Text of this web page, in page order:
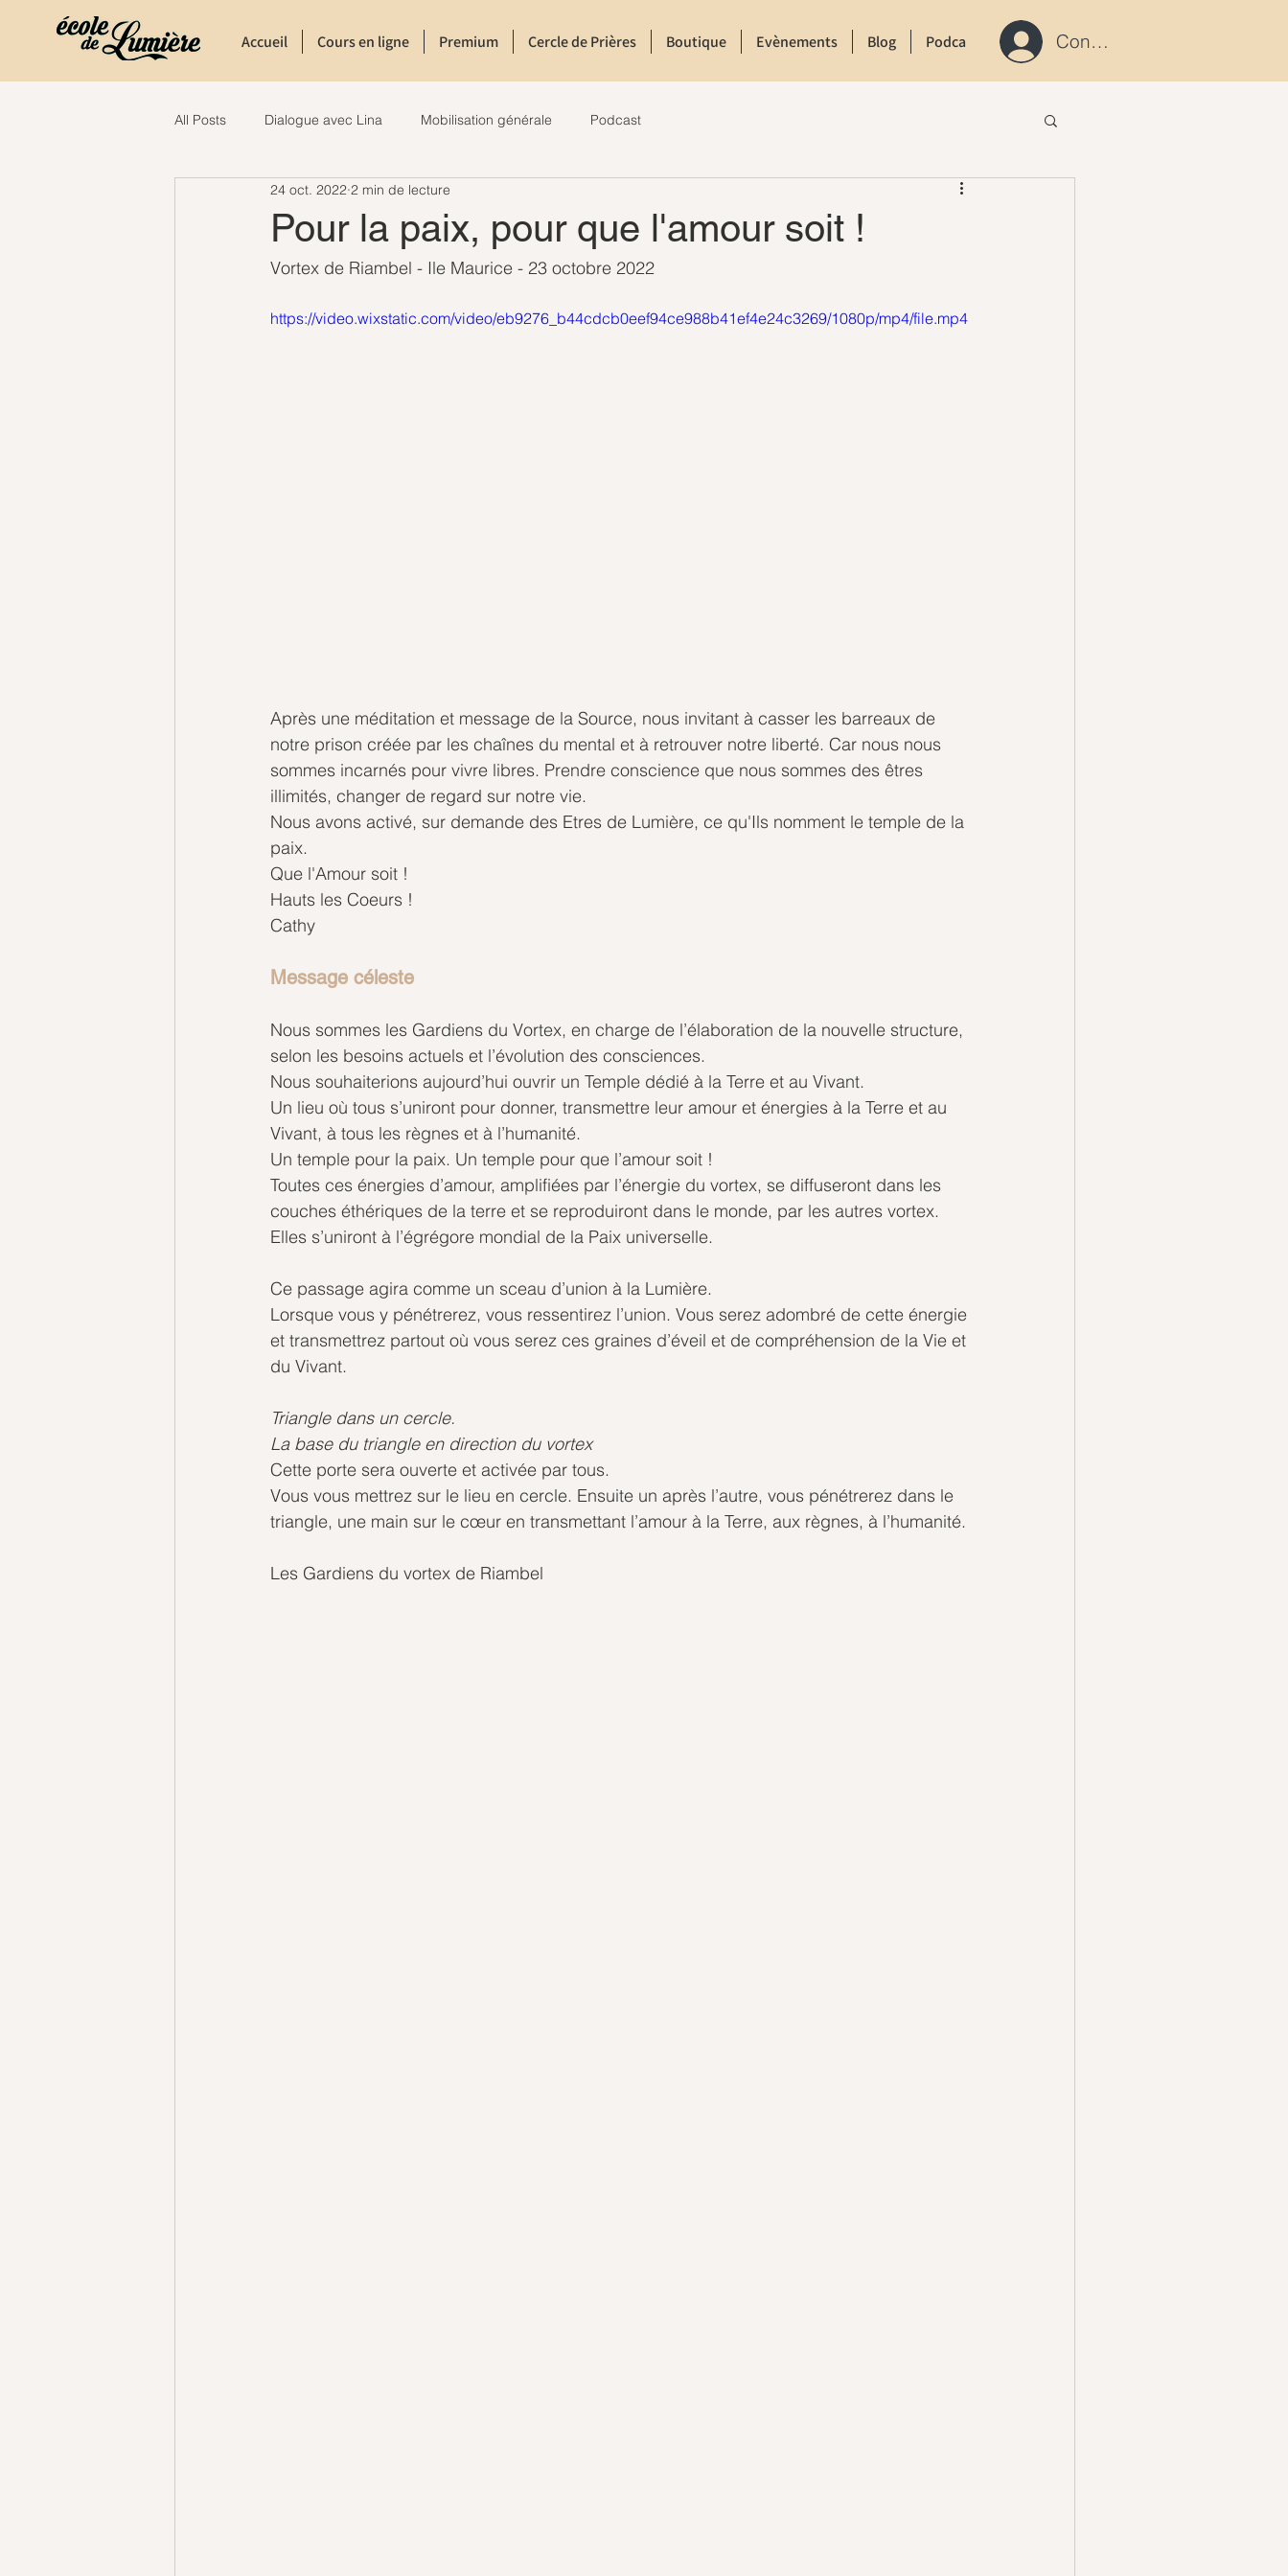
Accueil Cours en ligne Premium Cercle de Prières Boutique Evènements Blog Podcast ContactConnexion / S'inscrire
All Posts Dialogue avec Lina Mobilisation générale Podcast
Pour la paix, pour que l'amour soit !
24 oct. 2022 2 min de lecture
Vortex de Riambel - Ile Maurice - 23 octobre 2022
https://video.wixstatic.com/video/eb9276_b44cdcb0eef94ce988b41ef4e24c3269/1080p/mp4/file.mp4
Après une méditation et message de la Source, nous invitant à casser les barreaux de
notre prison créée par les chaînes du mental et à retrouver notre liberté. Car nous nous
sommes incarnés pour vivre libres. Prendre conscience que nous sommes des êtres
illimités, changer de regard sur notre vie.
Nous avons activé, sur demande des Etres de Lumière, ce qu'Ils nomment le temple de la
paix.
Que l'Amour soit !
Hauts les Coeurs !
Cathy
Message céleste
Nous sommes les Gardiens du Vortex, en charge de l’élaboration de la nouvelle structure,
selon les besoins actuels et l’évolution des consciences.
Nous souhaiterions aujourd’hui ouvrir un Temple dédié à la Terre et au Vivant.
Un lieu où tous s’uniront pour donner, transmettre leur amour et énergies à la Terre et au
Vivant, à tous les règnes et à l’humanité.
Un temple pour la paix. Un temple pour que l’amour soit !
Toutes ces énergies d’amour, amplifiées par l’énergie du vortex, se diffuseront dans les
couches éthériques de la terre et se reproduiront dans le monde, par les autres vortex.
Elles s’uniront à l’égrégore mondial de la Paix universelle.
Ce passage agira comme un sceau d’union à la Lumière.
Lorsque vous y pénétrerez, vous ressentirez l’union. Vous serez adombré de cette énergie
et transmettrez partout où vous serez ces graines d’éveil et de compréhension de la Vie et
du Vivant.
Triangle dans un cercle.
La base du triangle en direction du vortex
Cette porte sera ouverte et activée par tous.
Vous vous mettrez sur le lieu en cercle. Ensuite un après l’autre, vous pénétrerez dans le
triangle, une main sur le cœur en transmettant l’amour à la Terre, aux règnes, à l’humanité.
Les Gardiens du vortex de Riambel